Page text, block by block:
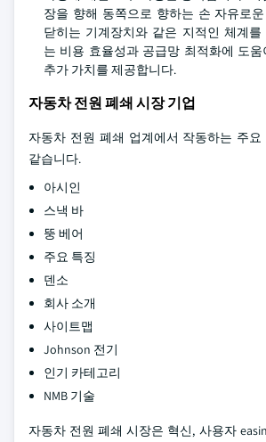
장을 향해 동쪽으로 향하는 손 자유로
닫히는 기계장치와 같은 지적인 체계를
는 비용 효율성과 공급망 최적화에 도
추가 가치를 제공합니다.
자동차 전원 폐쇄 시장 기업
자동차 전원 폐쇄 업계에서 작동하는 주
같습니다.
아시인
스낵 바
뚱 베어
주요 특징
덴소
회사 소개
사이트맵
Johnson 전기
인기 카테고리
NMB 기술
자동차 전원 폐쇄 시장은 혁신, 사용자